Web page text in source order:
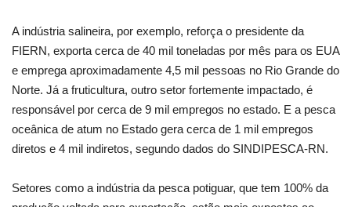
A indústria salineira, por exemplo, reforça o presidente da
FIERN, exporta cerca de 40 mil toneladas por mês para os EUA
e emprega aproximadamente 4,5 mil pessoas no Rio Grande do
Norte. Já a fruticultura, outro setor fortemente impactado, é
responsável por cerca de 9 mil empregos no estado. E a pesca
oceânica de atum no Estado gera cerca de 1 mil empregos
diretos e 4 mil indiretos, segundo dados do SINDIPESCA-RN.
Setores como a indústria da pesca potiguar, que tem 100% da